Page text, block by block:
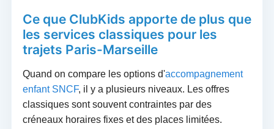
Ce que ClubKids apporte de plus que
les services classiques pour les
trajets Paris-Marseille
Quand on compare les options d'accompagnement
enfant SNCF, il y a plusieurs niveaux. Les offres
classiques sont souvent contraintes par des
créneaux horaires fixes et des places limitées.